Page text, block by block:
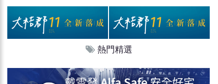
熱門精選